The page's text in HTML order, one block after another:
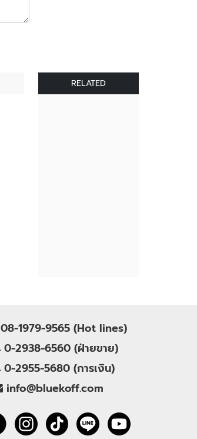
RELATED
08-1979-9565 (Hot lines)
0-2938-6560 (ฝ่ายขาย)
0-2955-5680 (การเงิน)
info@bluekoff.com